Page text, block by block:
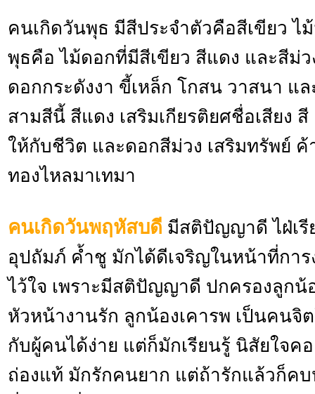
คนเกิดวันพุธ มีสีประจำตัวคือสีเขียว
พุธคือ ไม้ดอกที่มีสีเขียว สีแดง และสีม่ว
ดอกกระดังงา ขี้เหล็ก โกสน วาสนา แ
สามสีนี้ สีแดง เสริมเกียรติยศชื่อเสียง สี
ให้กับชีวิต และดอกสีม่วง เสริมทรัพย์ ค้
ทองไหลมาเทมา
คนเกิดวันพฤหัสบดี มีสติปัญญาดี ไฝ่เรี
อุปถัมภ์ ค้ำชู มักได้ดีเจริญในหน้าที่การ
ไว้ใจ เพราะมีสติปัญญาดี ปกครองลูก
หัวหน้างานรัก ลูกน้องเคารพ เป็นคนจิ
กับผู้คนได้ง่าย แต่ก็มักเรียนรู้ นิสัยใจค
ถ่องแท้ มักรักคนยาก แต่ถ้ารักแล้วก็ค